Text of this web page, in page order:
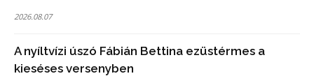
2026.08.07
A nyíltvízi úszó Fábián Bettina ezüstérmes a
kieséses versenyben